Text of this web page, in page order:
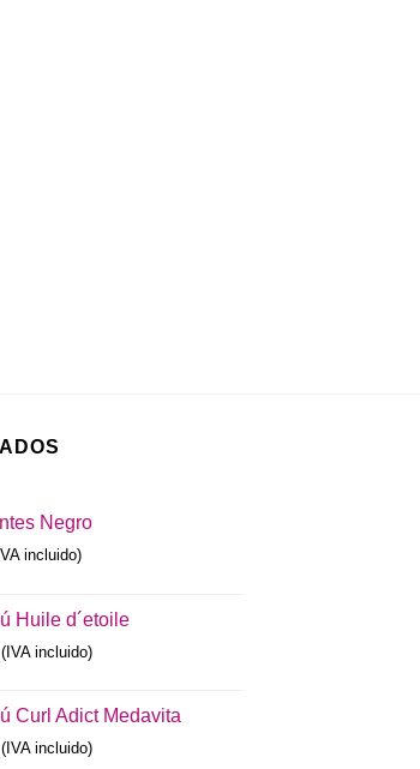
Negro
incluido)
Huile d´etoile
(IVA incluido)
Curl Adict Medavita
(IVA incluido)